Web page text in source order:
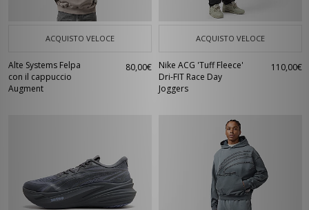
ACQUISTO VELOCE
Alte Systems Felpa
con il cappuccio
Augment
80,00€
ACQUISTO VELOCE
Nike ACG 'Tuff Fleece'
Dri-FIT Race Day
Joggers
110,00€